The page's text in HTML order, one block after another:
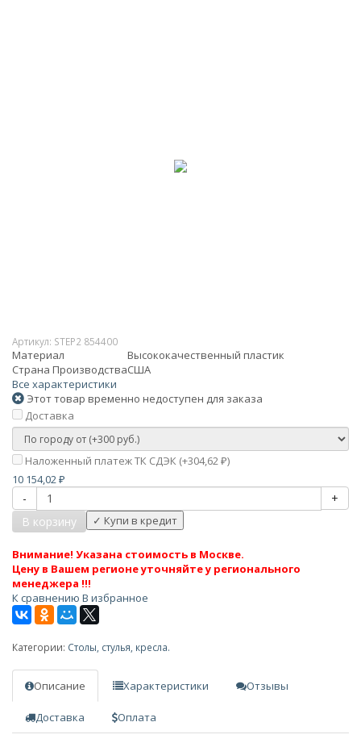
Артикул: STEP2 854400
Материал
Высококачественный пластик
Страна ПроизводстваСША
Все характеристики
Этот товар временно недоступен для заказа
Доставка
Наложенный платеж ТК СДЭК (+304,62 ₽)
10 154,02 ₽
-
+
В корзину
Внимание! Указана стоимость в Москве.
Цену в Вашем регионе уточняйте у регионального
менеджера !!!
К сравнению В избранное
Категории: Столы, стулья, кресла.
Описание Характеристики Отзывы
Доставка Оплата